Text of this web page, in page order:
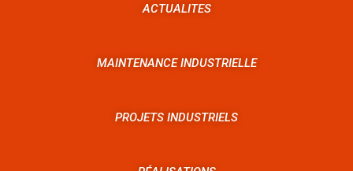
ACTUALITES
MAINTENANCE INDUSTRIELLE
PROJETS INDUSTRIELS